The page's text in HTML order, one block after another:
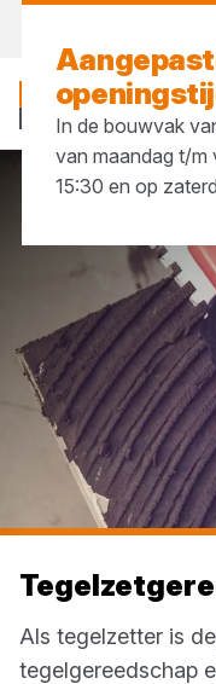
Als tegelzetter is
tegelgereedschap
In de bouwvak
van maandag t/m
15:30 en op